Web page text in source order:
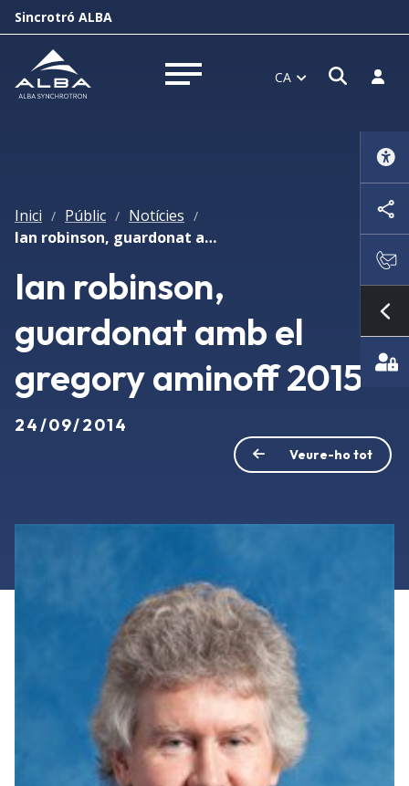
Sincrotró ALBA
Obrir menú CA Obrir
Inici / Públic / Notícies /
Ian robinson, guardonat amb el gregory aminoff 2015
Ian robinson,
guardonat amb el
gregory aminoff 2015
24/09/2014
Veure-ho tot